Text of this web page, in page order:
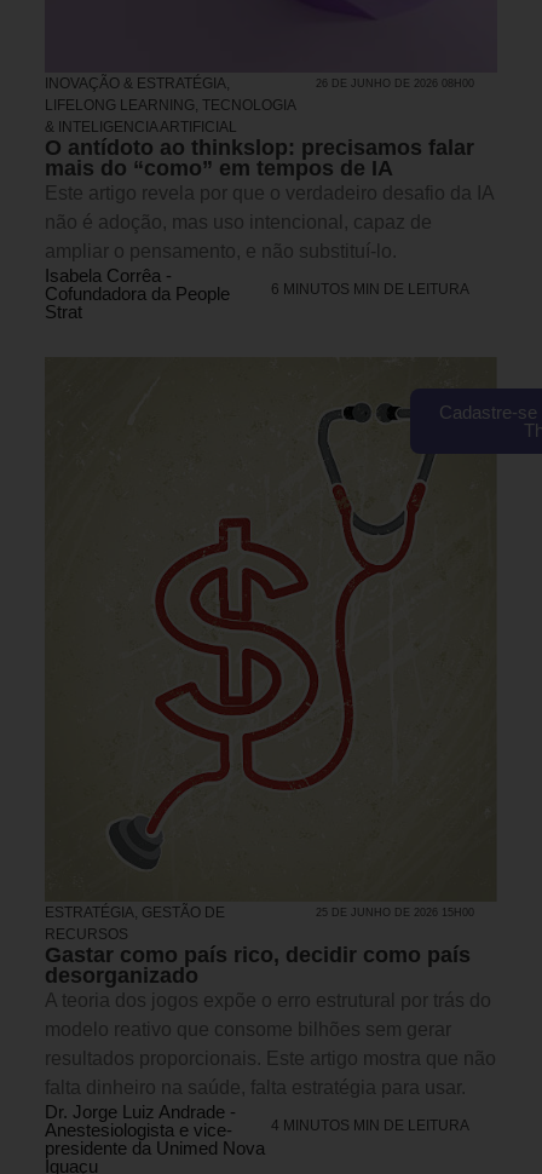
INOVAÇÃO & ESTRATÉGIA,
LIFELONG LEARNING, TECNOLOGIA
& INTELIGENCIA ARTIFICIAL
26 DE JUNHO DE 2026 08H00
O antídoto ao thinkslop: precisamos falar
mais do “como” em tempos de IA
Este artigo revela por que o verdadeiro desafio da IA
não é adoção, mas uso intencional, capaz de
ampliar o pensamento, e não substituí-lo.
Isabela Corrêa -
Cofundadora da People
Strat
6 MINUTOS MIN DE LEITURA
ESTRATÉGIA, GESTÃO DE
RECURSOS
25 DE JUNHO DE 2026 15H00
Gastar como país rico, decidir como país
desorganizado
A teoria dos jogos expõe o erro estrutural por trás do
modelo reativo que consome bilhões sem gerar
resultados proporcionais. Este artigo mostra que não
falta dinheiro na saúde, falta estratégia para usar.
Dr. Jorge Luiz Andrade -
Anestesiologista e vice-
presidente da Unimed Nova
Iguaçu
4 MINUTOS MIN DE LEITURA
Cadastre-